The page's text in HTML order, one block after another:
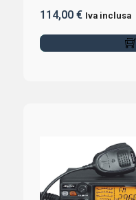
114,00 € Iva inclusa